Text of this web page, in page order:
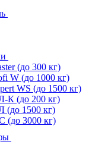
(до 300 кг)
W (до 1000 кг)
WS (до 1500 кг)
К (до 200 кг)
(до 1500 кг)
(до 3000 кг)